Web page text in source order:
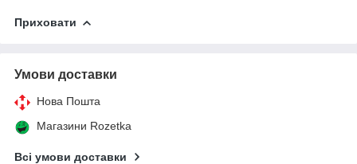
Приховати
Умови доставки
Нова Пошта
Магазини Rozetka
Всі умови доставки